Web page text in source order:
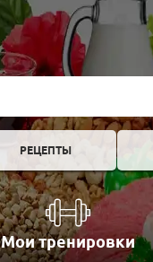
РЕЦЕПТЫ
Мои тренировки